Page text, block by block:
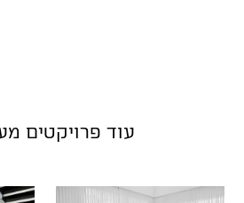
עוד פרויקטים